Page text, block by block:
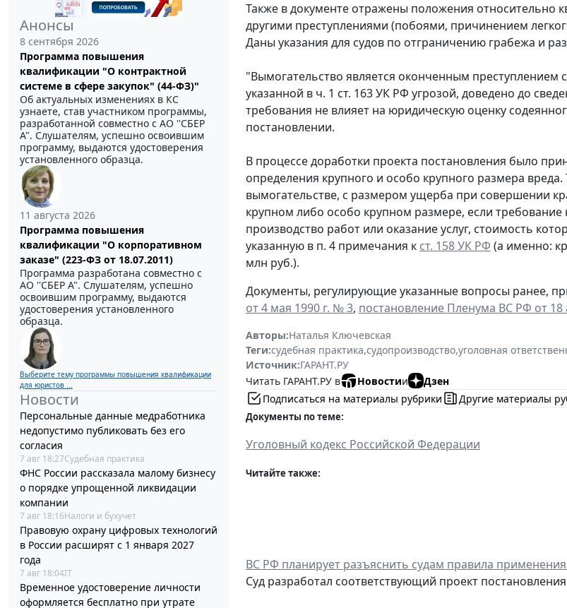
Анонсы
8 сентября 2026
Программа повышения
квалификации "О контрактной
системе в сфере закупок" (44-ФЗ)"
Об актуальных изменениях в КС
узнаете, став участником программы,
разработанной совместно с АО ''СБЕР
А". Слушателям, успешно освоившим
программу, выдаются удостоверения
установленного образца.
11 августа 2026
Программа повышения
квалификации "О корпоративном
заказе" (223-ФЗ от 18.07.2011)
Программа разработана совместно с
АО ''СБЕР А". Слушателям, успешно
освоившим программу, выдаются
удостоверения установленного
образца.
Выберите тему программы повышения квалификации
для юристов ...
Новости
Персональные данные медработника
недопустимо публиковать без его
согласия
7 авг 18:27Судебная практика
ФНС России рассказала малому бизнесу
о порядке упрощенной ликвидации
компании
7 авг 18:16Налоги и бухучет
Правовую охрану цифровых технологий
в России расширят с 1 января 2027
года
7 авг 18:04IT
Временное удостоверение личности
оформляется бесплатно при утрате
Также в документе отражены положения относительно
другими преступлениями (побоями, причинением
Даны указания для судов по отграничению грабежа и
"Вымогательство является оконченным преступлением
указанной в ч. 1 ст. 163 УК РФ угрозой, доведено до
требования не влияет на юридическую оценку
постановлении.
В процессе доработки проекта постановления было
определения крупного и особо крупного размера
вымогательстве, с размером ущерба при совершении
крупном либо особо крупном размере, если
производство работ или оказание услуг, стоимость
указанную в п. 4 примечания к ст. 158 УК РФ (а именно:
млн руб.).
Документы, регулирующие указанные вопросы ранее,
от 4 мая 1990 г. № 3, постановление Пленума ВС РФ от 18
Авторы:Наталья Ключевская
Теги:судебная практика,судопроизводство,уголовная
Источник:ГАРАНТ.РУ
Читать ГАРАНТ.РУ в
Новостии
Дзен
Подписаться на материалы рубрики
Другие материалы
Документы по теме:
Уголовный кодекс Российской Федерации
Читайте также:
ВС РФ планирует разъяснить судам правила
Суд разработал соответствующий проект